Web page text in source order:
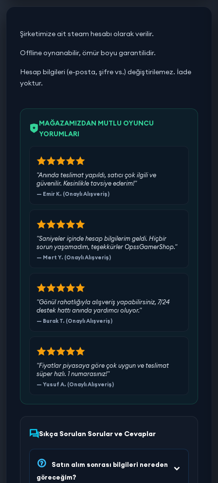
Şirketimize ait steam hesabı olarak verilir.
Offline oynanabilir, ömür boyu garantilidir.
Hesap bilgileri (e-posta, şifre vs.) değiştirilemez. İade
yoktur.
MAĞAZAMIZDAN MUTLU OYUNCU
YORUMLARI
"Anında teslimat yapıldı, satıcı çok ilgili ve
güvenilir. Kesinlikle tavsiye ederim!"
— Emir K. (Onaylı Alışveriş)
"Saniyeler içinde hesap bilgilerim geldi. Hiçbir
sorun yaşamadım, teşekkürler OpssGamerShop."
— Mert Y. (Onaylı Alışveriş)
"Gönül rahatlığıyla alışveriş yapabilirsiniz, 7/24
destek hattı anında yardımcı oluyor."
— Burak T. (Onaylı Alışveriş)
"Fiyatlar piyasaya göre çok uygun ve teslimat
süper hızlı. 1 numarasınız!"
— Yusuf A. (Onaylı Alışveriş)
Sıkça Sorulan Sorular ve Cevaplar
Satın alım sonrası bilgileri nereden
göreceğim?